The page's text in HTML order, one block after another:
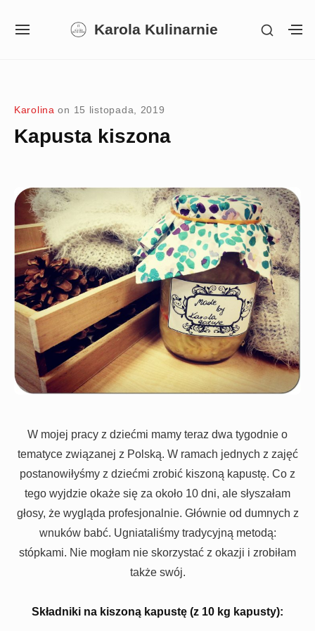
Karola Kulinarnie
SITE
SHOW
Karolina on 15 listopada, 2019
Kapusta kiszona
W mojej pracy z dziećmi mamy teraz dwa tygodnie o
tematyce związanej z Polską. W ramach jednych z zajęć
postanowiłyśmy z dziećmi zrobić kiszoną kapustę. Co z
tego wyjdzie okaże się za około 10 dni, ale słyszałam
głosy, że wygląda profesjonalnie. Głównie od dumnych z
wnuków babć. Ugniataliśmy tradycyjną metodą:
stópkami. Nie mogłam nie skorzystać z okazji i zrobiłam
także swój.
Składniki na kiszoną kapustę (z 10 kg kapusty):